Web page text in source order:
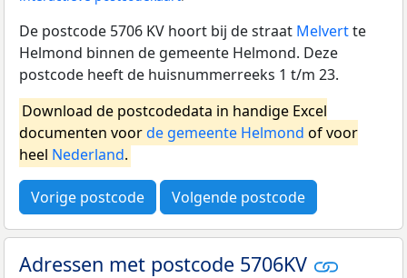
De postcode 5706 KV hoort bij de straat Melvertte
Helmond binnen de gemeente Helmond. Deze
postcode heeft de huisnummerreeks 1 t/m 23.
Download de postcodedata in handige Excel
documenten voorde gemeente Helmond of voor
heel Nederland.
Vorige postcode Volgende postcode
Adressen met postcode 5706KV